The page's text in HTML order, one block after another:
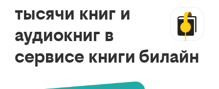
тысячи книг и
аудиокниг в
сервисе книги билайн